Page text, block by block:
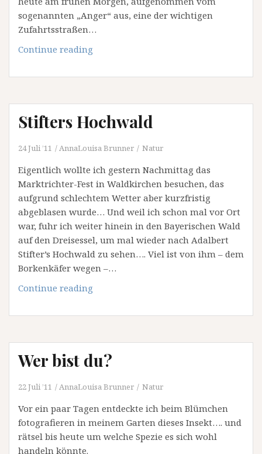
sogenannten „Anger“ aus, eine der wichtigen
Zufahrtsstraßen…
Continue reading
Stifters Hochwald
24 Juli ’11 AnnaLouisa Brunner Natur
Eigentlich wollte ich gestern Nachmittag das
Marktrichter-Fest in Waldkirchen besuchen, das
aufgrund schlechtem Wetter aber kurzfristig
abgeblasen wurde… Und weil ich schon mal vor Ort
war, fuhr ich weiter hinein in den Bayerischen Wald
auf den Dreisessel, um mal wieder nach Adalbert
Stifter’s Hochwald zu sehen…. Viel ist von ihm – dem
Borkenkäfer wegen –…
Continue reading
Wer bist du?
22 Juli ’11 AnnaLouisa Brunner Natur
Vor ein paar Tagen entdeckte ich beim Blümchen
fotografieren in meinem Garten dieses Insekt…. und
rätsel bis heute um welche Spezie es sich wohl
handeln könnte.